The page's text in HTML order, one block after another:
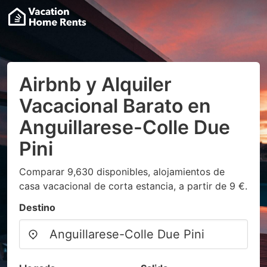
Airbnb y Alquiler
Vacacional Barato en
Anguillarese-Colle Due
Pini
Comparar 9,630 disponibles, alojamientos de
casa vacacional de corta estancia, a partir de 9 €.
Destino